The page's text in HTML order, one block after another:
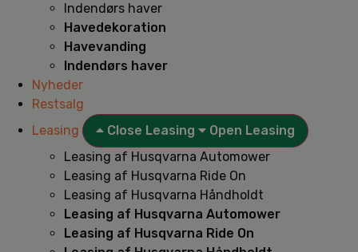
Indendørs haver
Havedekoration
Havevanding
Indendørs haver
Nyheder
Restsalg
Leasing
Close Leasing
Open Leasing
Leasing af Husqvarna Automower
Leasing af Husqvarna Ride On
Leasing af Husqvarna Håndholdt
Leasing af Husqvarna Automower
Leasing af Husqvarna Ride On